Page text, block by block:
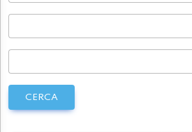
CERCA